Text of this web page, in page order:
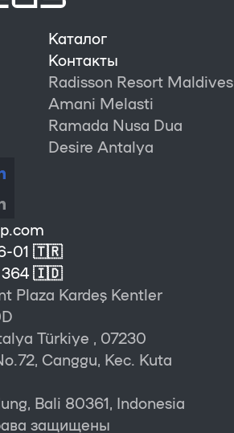
Radisson Resort Maldives
Amani Melasti
Ramada Nusa Dua
Desire Antalya
Каталог
Контакты
Plaza Kardeş Kentler
Türkiye , 07230
Canggu, Kec. Kuta
Bali 80361, Indonesia
защищены
01 🇹🇷
364 🇮🇩